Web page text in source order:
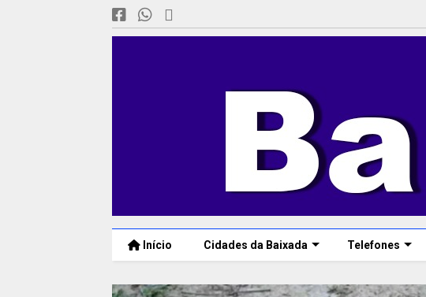
Início Cidades da Baixada Telefones